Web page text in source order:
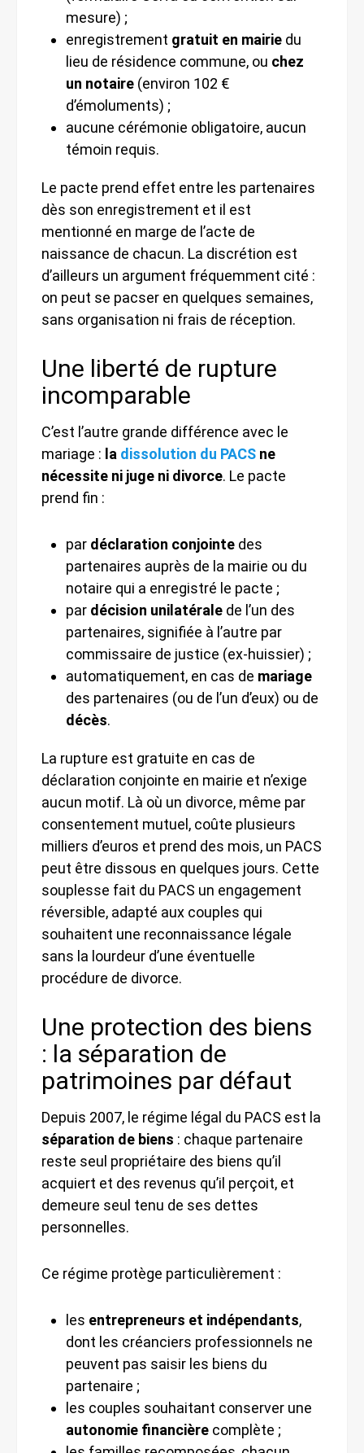
mesure) ;
enregistrement gratuit en mairie du
lieu de résidence commune, ou chez
un notaire (environ 102 €
d’émoluments) ;
aucune cérémonie obligatoire, aucun
témoin requis.
Le pacte prend effet entre les partenaires
dès son enregistrement et il est
mentionné en marge de l’acte de
naissance de chacun. La discrétion est
d’ailleurs un argument fréquemment cité :
on peut se pacser en quelques semaines,
sans organisation ni frais de réception.
Une liberté de rupture
incomparable
C’est l’autre grande différence avec le
mariage : la dissolution du PACS ne
nécessite ni juge ni divorce. Le pacte
prend fin :
par déclaration conjointe des
partenaires auprès de la mairie ou du
notaire qui a enregistré le pacte ;
par décision unilatérale de l’un des
partenaires, signifiée à l’autre par
commissaire de justice (ex-huissier) ;
automatiquement, en cas de mariage
des partenaires (ou de l’un d’eux) ou de
décès.
La rupture est gratuite en cas de
déclaration conjointe en mairie et n’exige
aucun motif. Là où un divorce, même par
consentement mutuel, coûte plusieurs
milliers d’euros et prend des mois, un PACS
peut être dissous en quelques jours. Cette
souplesse fait du PACS un engagement
réversible, adapté aux couples qui
souhaitent une reconnaissance légale
sans la lourdeur d’une éventuelle
procédure de divorce.
Une protection des biens
: la séparation de
patrimoines par défaut
Depuis 2007, le régime légal du PACS est la
séparation de biens : chaque partenaire
reste seul propriétaire des biens qu’il
acquiert et des revenus qu’il perçoit, et
demeure seul tenu de ses dettes
personnelles.
Ce régime protège particulièrement :
les entrepreneurs et indépendants,
dont les créanciers professionnels ne
peuvent pas saisir les biens du
partenaire ;
les couples souhaitant conserver une
autonomie financière complète ;